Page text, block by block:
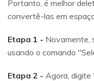
Portanto, é melhor
convertê-las em
Etapa 1 - Novamente,
usando o comando
Etapa 2 - Agora,